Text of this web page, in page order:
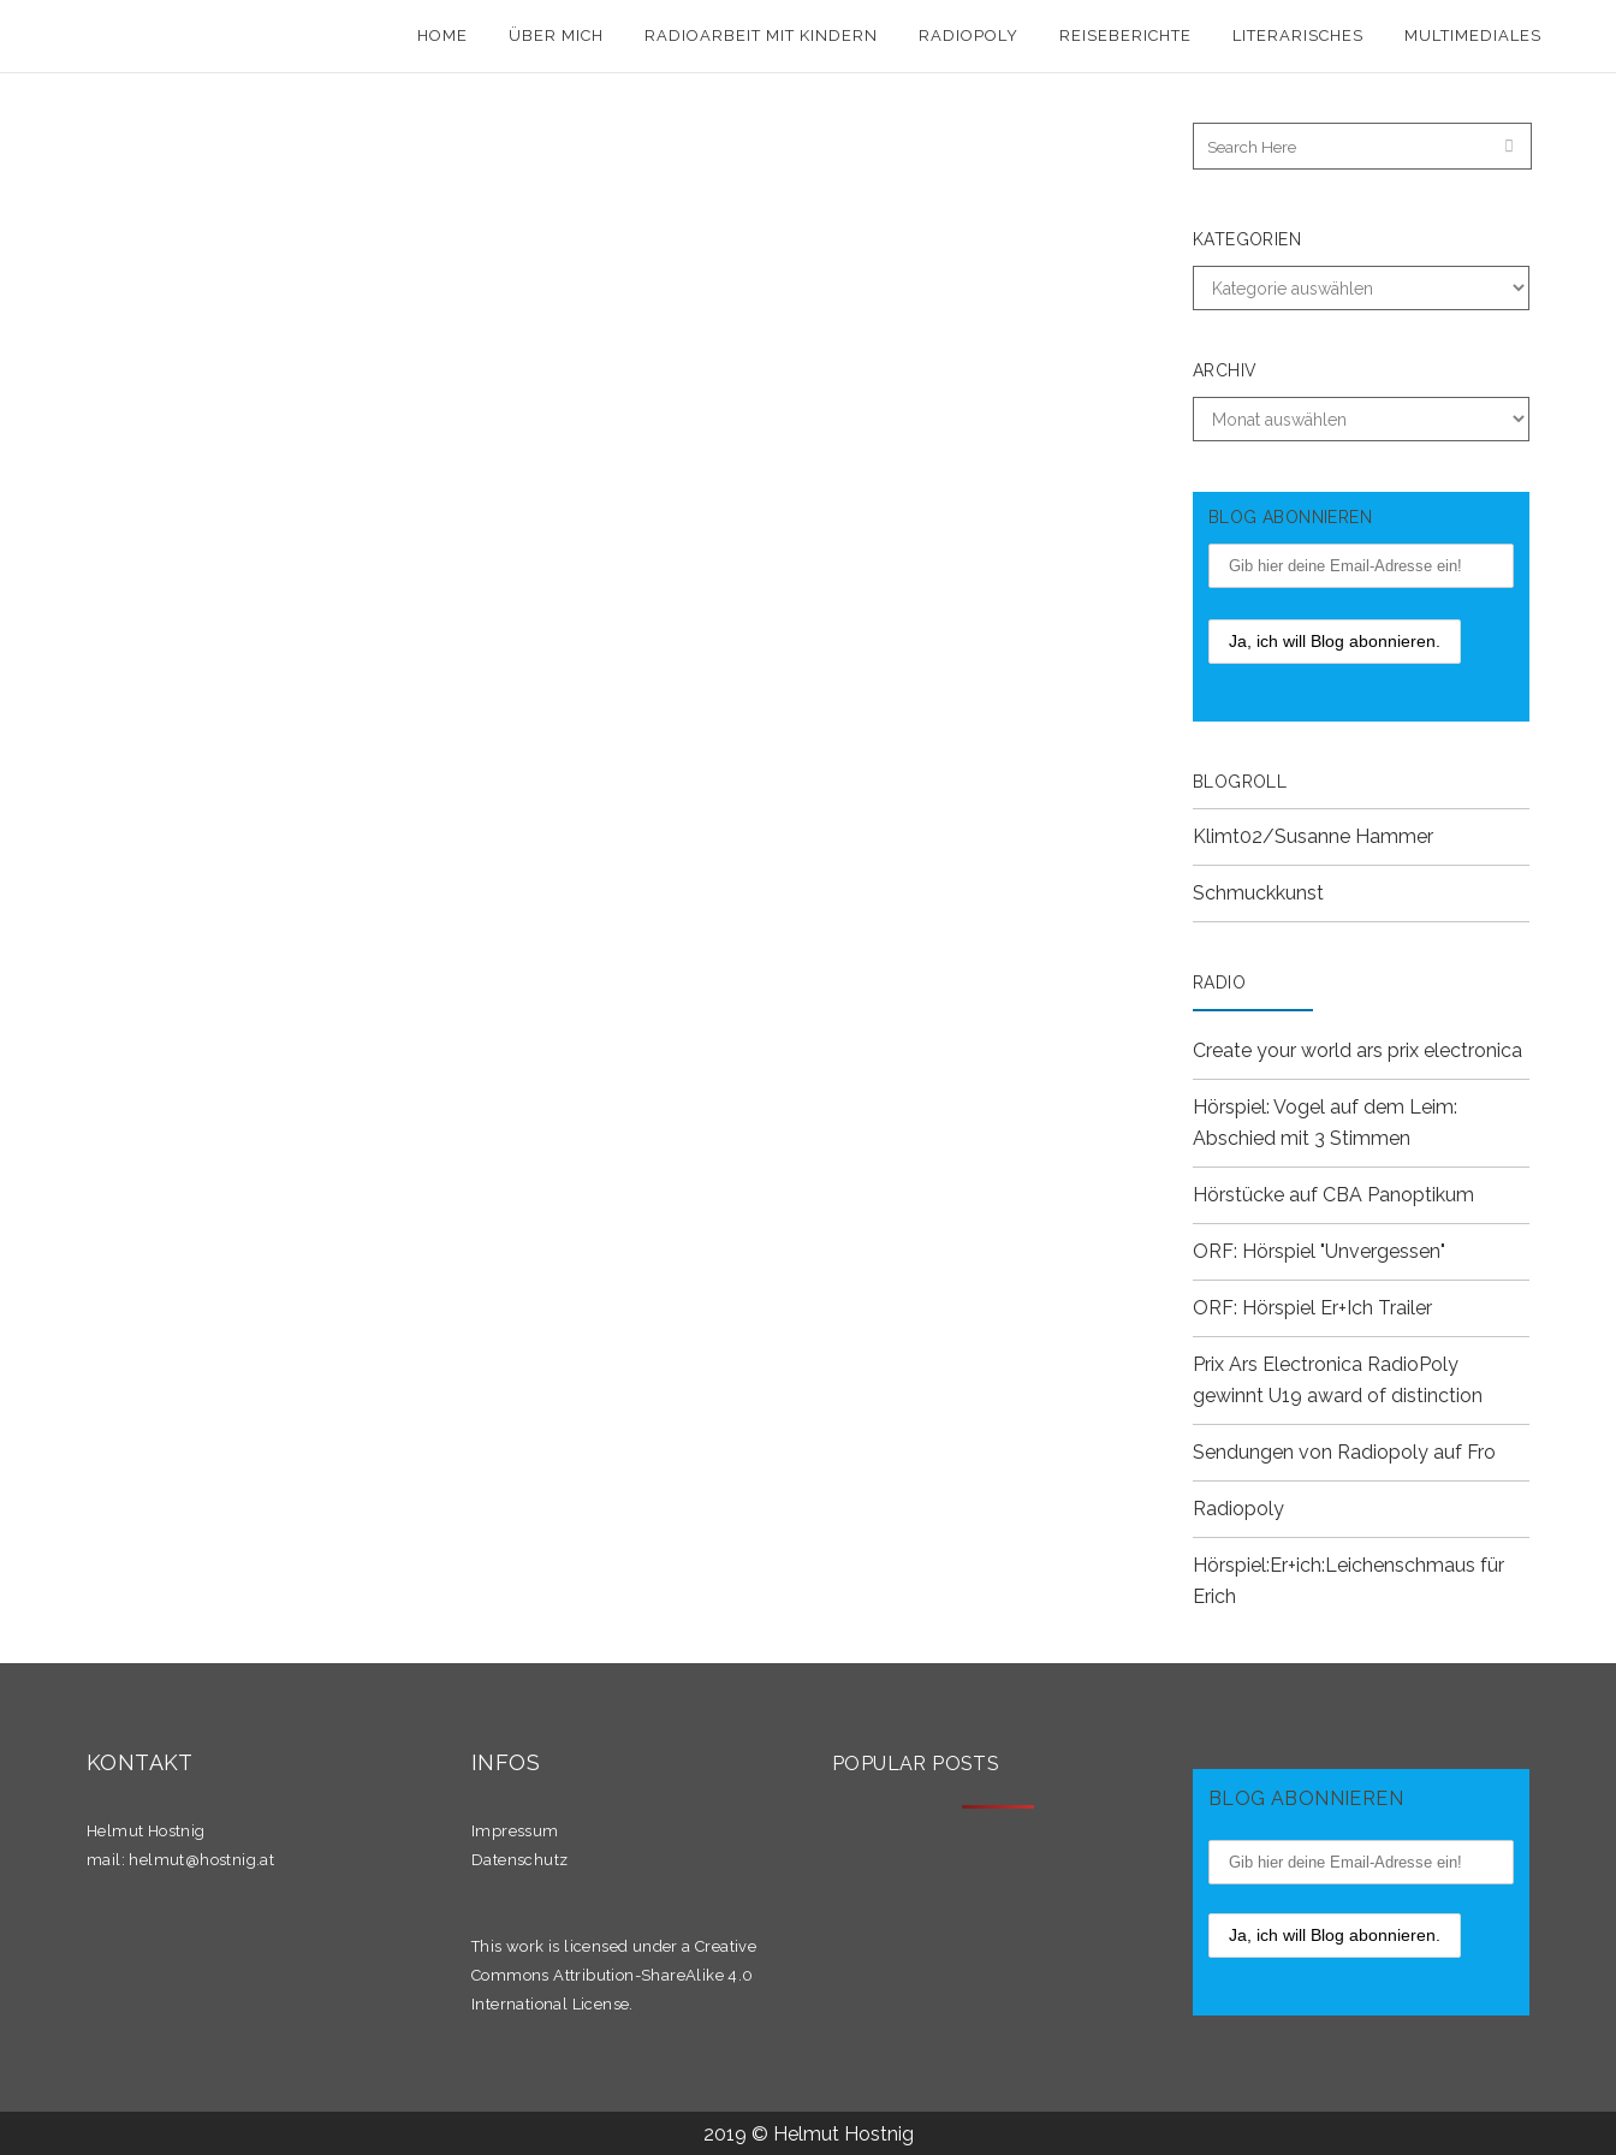
HOME ÜBER MICH RADIOARBEIT MIT KINDERN RADIOPOLY REISEBERICHTE LITERARISCHES MULTIMEDIALES
KATEGORIEN
ARCHIV
BLOG ABONNIEREN
BLOGROLL
Klimt02/Susanne Hammer
Schmuckkunst
RADIO
Create your world ars prix electronica
Hörspiel: Vogel auf dem Leim:
Abschied mit 3 Stimmen
Hörstücke auf CBA Panoptikum
ORF: Hörspiel "Unvergessen"
ORF: Hörspiel Er+Ich Trailer
Prix Ars Electronica RadioPoly
gewinnt U19 award of distinction
Sendungen von Radiopoly auf Fro
Radiopoly
Hörspiel:Er+ich:Leichenschmaus für
Erich
KONTAKT
Helmut Hostnig
mail: helmut@hostnig.at
INFOS
Impressum
Datenschutz
This work is licensed under a Creative
Commons Attribution-ShareAlike 4.0
International License.
POPULAR POSTS
BLOG ABONNIEREN
2019 © Helmut Hostnig